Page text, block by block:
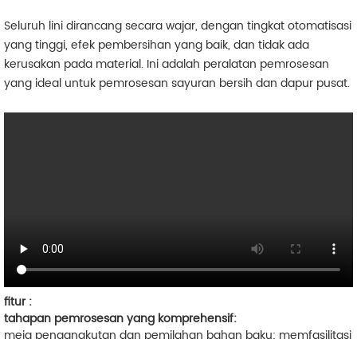
Seluruh lini dirancang secara wajar, dengan tingkat otomatisasi
yang tinggi, efek pembersihan yang baik, dan tidak ada
kerusakan pada material. Ini adalah peralatan pemrosesan
yang ideal untuk pemrosesan sayuran bersih dan dapur pusat.
fitur :
tahapan pemrosesan yang komprehensif:
meja pengangkutan dan pemilahan bahan baku: memfasilitasi